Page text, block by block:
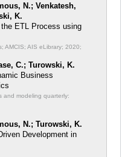
N.; Venkatesh,
K.
ETL Process using
AMCIS; AIS eLibrary; 2020;
C.; Turowski, K.
Business
and modeling quarterly:
N.; Turowski, K.
Development in